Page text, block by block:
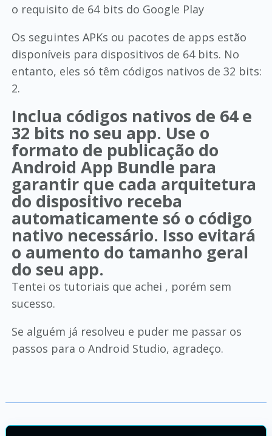
o requisito de 64 bits do Google Play
Os seguintes APKs ou pacotes de apps estão
disponíveis para dispositivos de 64 bits. No
entanto, eles só têm códigos nativos de 32 bits:
2.
Inclua códigos nativos de 64 e
32 bits no seu app. Use o
formato de publicação do
Android App Bundle para
garantir que cada arquitetura
do dispositivo receba
automaticamente só o código
nativo necessário. Isso evitará
o aumento do tamanho geral
do seu app.
Tentei os tutoriais que achei , porém sem
sucesso.
Se alguém já resolveu e puder me passar os
passos para o Android Studio, agradeço.